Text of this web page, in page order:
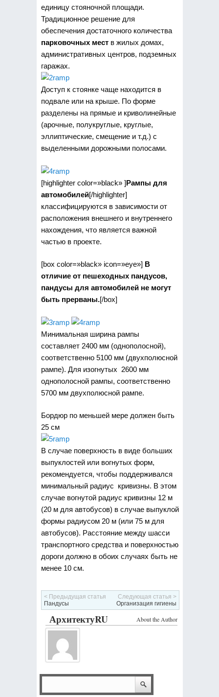
единицу стояночной площади.
Традиционное решение для
обеспечения достаточного количества
парковочных меств жилых домах,
административных центров, подземных
гаражах.
Доступ к стоянке чаще находится в
подвале или на крыше. По форме
разделены на прямые и криволинейные
(арочные, полукруглые, круглые,
эллиптические, смещение и т.д.) с
выделенными дорожными полосами.
[highlighter color=»black» ]Рампы для
автомобилей[/highlighter]
классифицируются в зависимости от
расположения внешнего и внутреннего
нахождения, что является важной
частью в проекте.
[box color=»black» icon=»eye»]В
отличие от пешеходных пандусов,
пандусы для автомобилей не могут
быть прерваны.[/box]
Минимальная ширина рампы
составляет 2400 мм (однополосной),
соответственно 5100 мм (двухполюсной
рампе). Для изогнутых 2600 мм
однополосной рампы, соответственно
5700 мм двухполюсной рампе.
Бордюр по меньшей мере должен быть
25 см
В случае поверхность в виде больших
выпуклостей или вогнутых форм,
рекомендуется, чтобы поддерживался
минимальный радиус кривизны. В этом
случае вогнутой радиус кривизны 12 м
(20 м для автобусов) в случае выпуклой
формы радиусом 20 м (или 75 м для
автобусов). Расстояние между шасси
транспортного средства и поверхностью
дороги должно в обоих случаях быть не
менее 10 см.
< Предыдущая статья
Пандусы
Следующая статья >
Организация гигиены
About the Author
АрхитектуRU